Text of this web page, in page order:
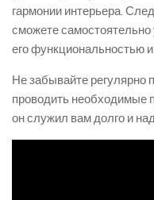
гармонии интерьера.
сможете
его функциональностью
Не забывайте регулярно
проводить необходимые
он служил вам долго и